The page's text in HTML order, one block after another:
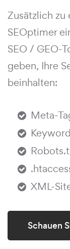
Zusätzlich
SEOptimer
SEO / GEO-
geben, Ihre
beinhalten:
Meta-
XML-
Schauen